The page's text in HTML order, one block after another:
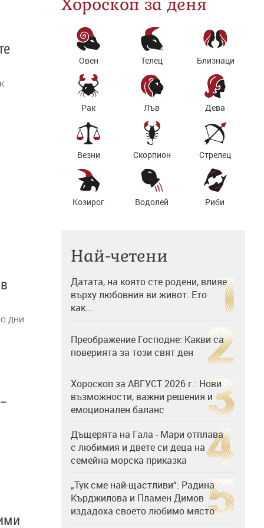
дни
Овен Телец Близнаци
Рак Лъв Дева
Везни Скорпион Стрелец
Козирог Водолей Риби
Най-четени
Датата, на която сте родени, влияе
върху любовния ви живот. Ето
как...
Преображение Господне: Какви са
поверията за този свят ден
Хороскоп за АВГУСТ 2026 г.: Нови
възможности, важни решения и
емоционален баланс
Дъщерята на Гала - Мари отплава
с любимия и двете си деца на
семейна морска приказка
„Тук сме най-щастливи“: Радина
Кърджилова и Пламен Димов
издадоха своето любимо място